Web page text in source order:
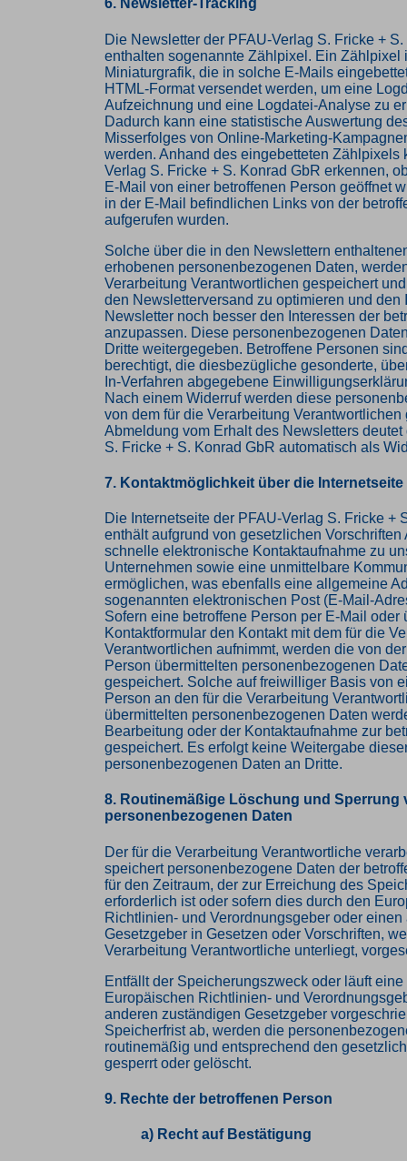
6. Newsletter-Tracking
Die Newsletter der PFAU-Verlag S. Fricke +
enthalten sogenannte Zählpixel. Ein Zählpixel
Miniaturgrafik, die in solche E-Mails
HTML-Format versendet werden, um eine
Aufzeichnung und eine Logdatei-Analyse zu
Dadurch kann eine statistische Auswertung
Misserfolges von Online-Marketing-
werden. Anhand des eingebetteten Zählpixels
Verlag S. Fricke + S. Konrad GbR erkennen,
E-Mail von einer betroffenen Person geöffnet
in der E-Mail befindlichen Links von der
aufgerufen wurden.
Solche über die in den Newslettern
erhobenen personenbezogenen Daten,
Verarbeitung Verantwortlichen gespeichert
den Newsletterversand zu optimieren und den
Newsletter noch besser den Interessen der
anzupassen. Diese personenbezogenen
Dritte weitergegeben. Betroffene Personen
berechtigt, die diesbezügliche gesonderte,
In-Verfahren abgegebene
Nach einem Widerruf werden diese
von dem für die Verarbeitung Verantwortlichen
Abmeldung vom Erhalt des Newsletters
S. Fricke + S. Konrad GbR automatisch als
7. Kontaktmöglichkeit über die Internetseite
Die Internetseite der PFAU-Verlag S. Fricke +
enthält aufgrund von gesetzlichen
schnelle elektronische Kontaktaufnahme zu
Unternehmen sowie eine unmittelbare
ermöglichen, was ebenfalls eine allgemeine
sogenannten elektronischen Post (E-Mail-
Sofern eine betroffene Person per E-Mail oder
Kontaktformular den Kontakt mit dem für die
Verantwortlichen aufnimmt, werden die von
Person übermittelten personenbezogenen
gespeichert. Solche auf freiwilliger Basis von
Person an den für die Verarbeitung
übermittelten personenbezogenen Daten
Bearbeitung oder der Kontaktaufnahme zur
gespeichert. Es erfolgt keine Weitergabe
personenbezogenen Daten an Dritte.
8. Routinemäßige Löschung und Sperrung
personenbezogenen Daten
Der für die Verarbeitung Verantwortliche
speichert personenbezogene Daten der
für den Zeitraum, der zur Erreichung des
erforderlich ist oder sofern dies durch den
Richtlinien- und Verordnungsgeber oder einen
Gesetzgeber in Gesetzen oder Vorschriften,
Verarbeitung Verantwortliche unterliegt,
Entfällt der Speicherungszweck oder läuft eine
Europäischen Richtlinien- und
anderen zuständigen Gesetzgeber
Speicherfrist ab, werden die
routinemäßig und entsprechend den
gesperrt oder gelöscht.
9. Rechte der betroffenen Person
a) Recht auf Bestätigung